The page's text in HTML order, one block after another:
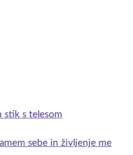
stik s telesom
sebe in življenje me